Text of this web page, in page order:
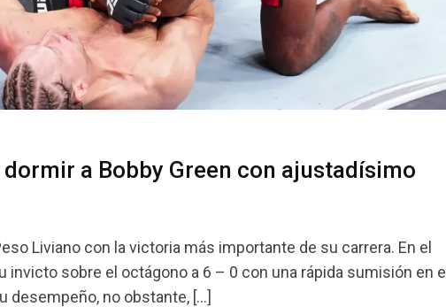
a Bobby Green con ajustadísimo
Liviano con la victoria más importante de su carrera. En el
invicto sobre el octágono a 6 – 0 con una rápida sumisión en el
desempeño, no obstante, […]